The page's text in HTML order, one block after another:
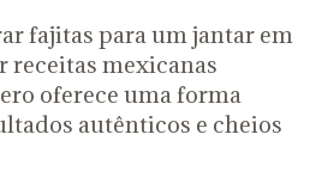
fajitas para um jantar em
receitas mexicanas
oferece uma forma
autênticos e cheios